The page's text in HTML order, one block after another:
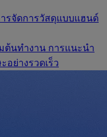
รจัดการวัสดุแบบแฮนด์
ต้นทำงาน การแนะนำ
อย่างรวดเร็ว